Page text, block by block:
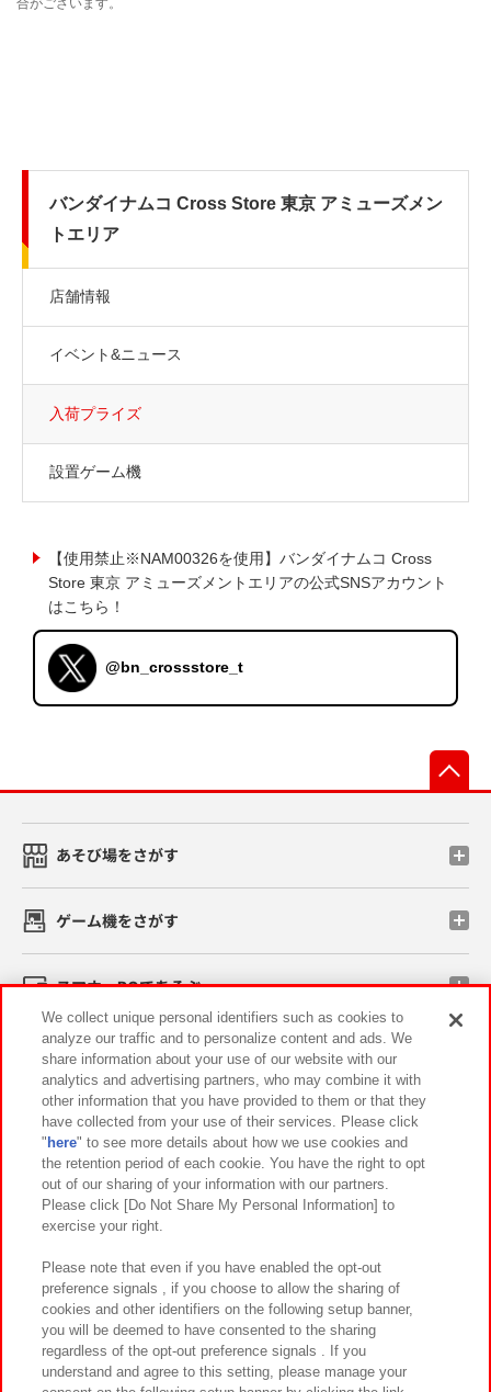
バンダイナムコ Cross Store 東京 アミューズメン
トエリア
店舗情報
イベント&ニュース
入荷プライズ
設置ゲーム機
【使用禁止※NAM00326を使用】バンダイナムコ Cross
Store 東京 アミューズメントエリアの公式SNSアカウント
はこちら！
@bn_crossstore_t
あそび場をさがす
ゲーム機をさがす
スマホ・PCであそぶ
イベント・キャンペーン
関連会社 サステナビリティ サイトポリシー
プライバシーポリシー ウェブアクセシビリティ方針と検証結果
お取引先さまとともに
カスタマーハラスメント対応方針 よくあるご質問・お問い合わせ
We collect unique personal identifiers such as cookies to
analyze our traffic and to personalize content and ads. We
share information about your use of our website with our
analytics and advertising partners, who may combine it with
other information that you have provided to them or that they
have collected from your use of their services. Please click
" here" to see more details about how we use cookies and
the retention period of each cookie. You have the right to opt
out of our sharing of your information with our partners.
Please click [Do Not Share My Personal Information] to
exercise your right.
Please note that even if you have enabled the opt-out
preference signals , if you choose to allow the sharing of
cookies and other identifiers on the following setup banner,
you will be deemed to have consented to the sharing
regardless of the opt-out preference signals . If you
understand and agree to this setting, please manage your